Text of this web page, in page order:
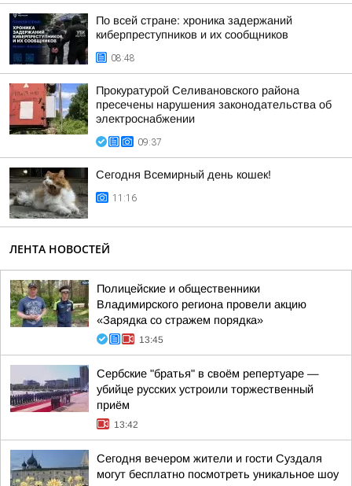
По всей стране: хроника задержаний
киберпреступников и их сообщников
08:48
Прокуратурой Селивановского района
пресечены нарушения законодательства об
электроснабжении
09:37
Сегодня Всемирный день кошек!
11:16
ЛЕНТА НОВОСТЕЙ
Полицейские и общественники
Владимирского региона провели акцию
«Зарядка со стражем порядка»
13:45
Сербские "братья" в своём репертуаре —
убийце русских устроили торжественный
приём
13:42
Сегодня вечером жители и гости Суздаля
могут бесплатно посмотреть уникальное шоу